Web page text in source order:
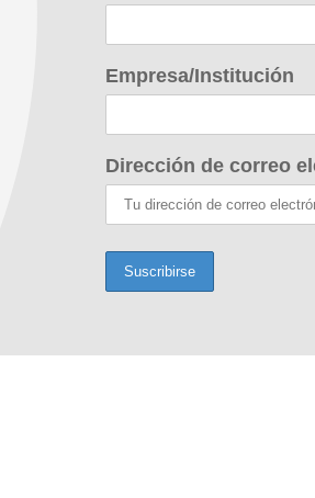
Empresa/Institución
Dirección de correo